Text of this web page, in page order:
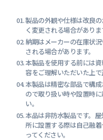
製品の外観や仕様は改良
く変更される場合がありま
納期はメーカーの在庫状
される場合があります。
本製品を使用する前には
容をご理解いただいた上で
本製品は精密な部品で構
ので取り扱い時や設置時
い。
本品は非防水製品です。
所に設置する際は自己融
ってください。